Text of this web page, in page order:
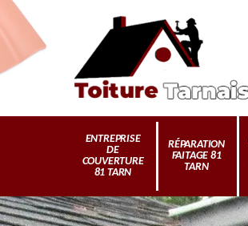
ENTREPRISE
DE
COUVERTURE
81 TARN
RÉPARATION
FAITAGE 81
TARN